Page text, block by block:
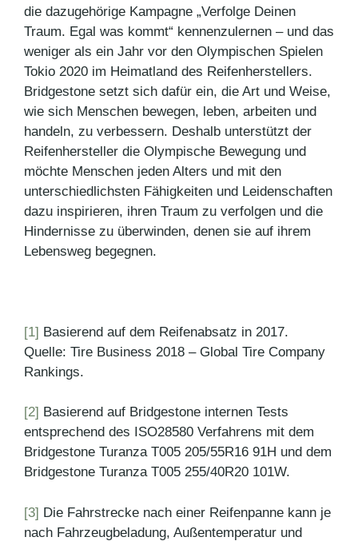
die dazugehörige Kampagne „Verfolge Deinen
Traum. Egal was kommt“ kennenzulernen – und das
weniger als ein Jahr vor den Olympischen Spielen
Tokio 2020 im Heimatland des Reifenherstellers.
Bridgestone setzt sich dafür ein, die Art und Weise,
wie sich Menschen bewegen, leben, arbeiten und
handeln, zu verbessern. Deshalb unterstützt der
Reifenhersteller die Olympische Bewegung und
möchte Menschen jeden Alters und mit den
unterschiedlichsten Fähigkeiten und Leidenschaften
dazu inspirieren, ihren Traum zu verfolgen und die
Hindernisse zu überwinden, denen sie auf ihrem
Lebensweg begegnen.
[1] Basierend auf dem Reifenabsatz in 2017.
Quelle: Tire Business 2018 – Global Tire Company
Rankings.
[2] Basierend auf Bridgestone internen Tests
entsprechend des ISO28580 Verfahrens mit dem
Bridgestone Turanza T005 205/55R16 91H und dem
Bridgestone Turanza T005 255/40R20 101W.
[3] Die Fahrstrecke nach einer Reifenpanne kann je
nach Fahrzeugbeladung, Außentemperatur und